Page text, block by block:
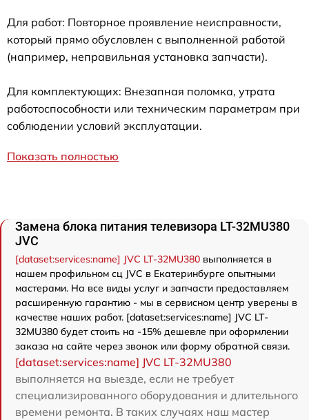
Для работ: Повторное проявление неисправности,
который прямо обусловлен с выполненной работой
(например, неправильная установка запчасти).
Для комплектующих: Внезапная поломка, утрата
работоспособности или техническим параметрам при
соблюдении условий эксплуатации.
Показать полностью
Замена блока питания телевизора LT-32MU380
JVC
[dataset:services:name] JVC LT-32MU380 выполняется в
нашем профильном сц JVC в Екатеринбурге опытными
мастерами. На все виды услуг и запчасти предоставляем
расширенную гарантию - мы в сервисном центр уверены в
качестве наших работ. [dataset:services:name] JVC LT-
32MU380 будет стоить на -15% дешевле при оформлении
заказа на сайте через звонок или форму обратной связи.
[dataset:services:name] JVC LT-32MU380
выполняется на выезде, если не требует
специализированного оборудования и длительного
времени ремонта. В таких случаях наш мастер